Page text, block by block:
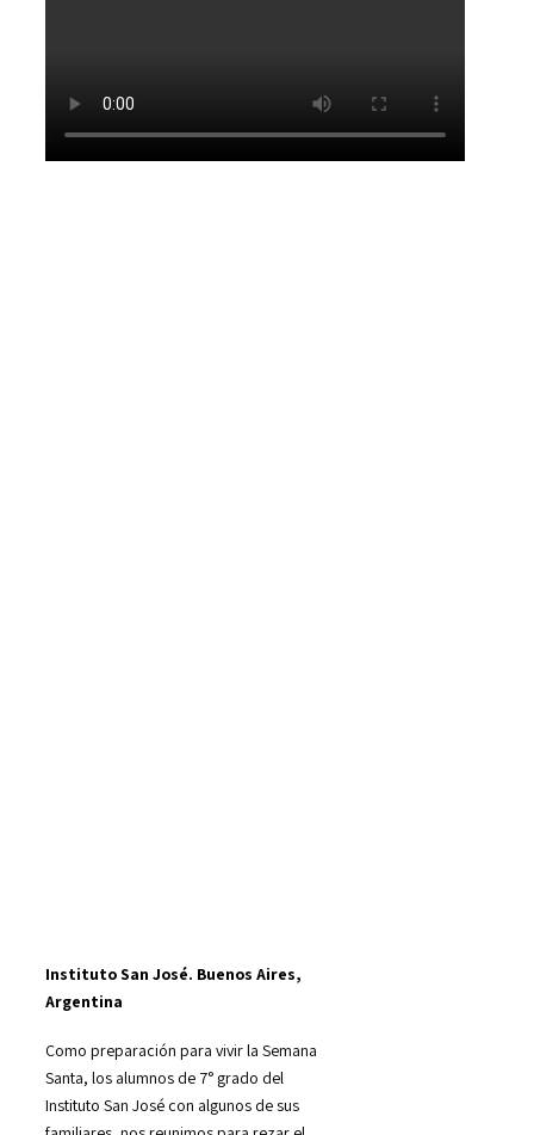
Instituto San José. Buenos Aires,
Argentina
Como preparación para vivir la Semana
Santa, los alumnos de 7° grado del
Instituto San José con algunos de sus